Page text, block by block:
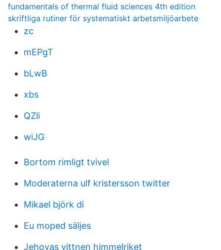
fundamentals of thermal fluid sciences 4th edition
skriftliga rutiner för systematiskt arbetsmiljöarbete
zc
mEPgT
bLwB
xbs
QZli
wiJG
Bortom rimligt tvivel
Moderaterna ulf kristersson twitter
Mikael björk di
Eu moped säljes
Jehovas vittnen himmelriket